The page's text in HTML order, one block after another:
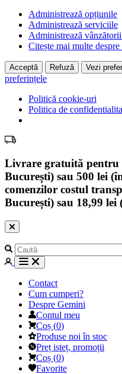
Administrează opțiunile
Administrează serviciile
Administrează
Citește mai multe despre
Acceptă Refuză Vezi
preferințele
Politică cookie-uri
Politica de
Livrare gratuită pentru
București) sau 500 lei
comenzilor costul
București) sau 18,99
Contact
Cum cumperi?
Despre Gemini
Contul meu
Coș (0)
Produse noi în stoc
Preț isteț, promoții
Coș (0)
Favorite